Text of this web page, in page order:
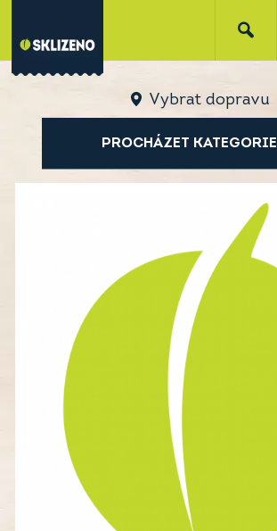
Vybrat dopravu
PROCHÁZET KATEGORIE